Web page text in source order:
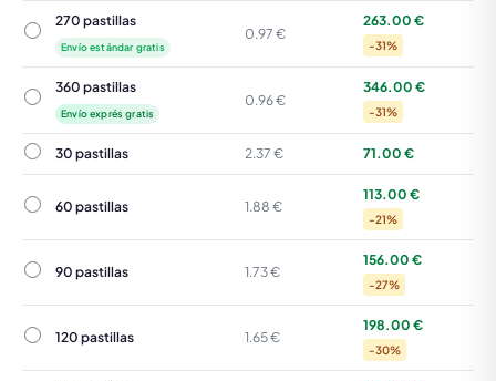
270 pastillas
270 pastillas
Envío estándar gratis
0.97 €
263.00 €
-31%
360 pastillas
360 pastillas
Envío exprés gratis
0.96 €
346.00 €
-31%
30 pastillas
30 pastillas 2.37 € 71.00 €
60 pastillas
60 pastillas 1.88 €
113.00 €
-21%
90 pastillas
90 pastillas 1.73 €
156.00 €
-27%
120 pastillas
120 pastillas 1.65 €
198.00 €
-30%